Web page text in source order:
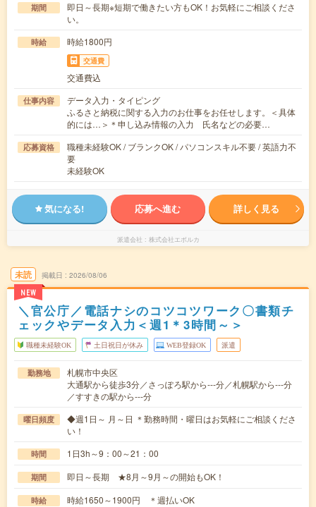
期間
即日～長期※短期で働きたい方もOK！お気軽にご相談くださ
い。
時給 時給1800円
交通費
交通費込
仕事内容
データ入力・タイピング
ふるさと納税に関する入力のお仕事をお任せします。＜具体
的には…＞＊申し込み情報の入力 氏名などの必要…
応募資格
職種未経験OK / ブランクOK / パソコンスキル不要 / 英語力不
要
未経験OK
気になる! 応募へ進む 詳しく見る
派遣会社 株式会社エボルカ
未読
NEW
掲載日 2026/08/06
＼官公庁／電話ナシのコツコツワーク〇書類チ
ェックやデータ入力＜週1＊3時間～＞
職種未経験OK 土日祝日が休み WEB登録OK 派遣
勤務地
札幌市中央区
大通駅から徒歩3分／さっぽろ駅から---分／札幌駅から---分
／すすきの駅から---分
曜日頻度
◆週1日～ 月～日 ＊勤務時間・曜日はお気軽にご相談くださ
い！
時間 1日3h～9：00～21：00
期間 即日～長期 ★8月～9月～の開始もOK！
時給 時給1650～1900円 ＊週払いOK